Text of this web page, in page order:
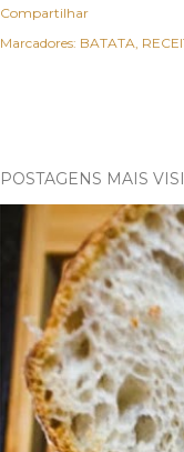
Compartilhar
Marcadores: BATATA
POSTAGENS MAIS